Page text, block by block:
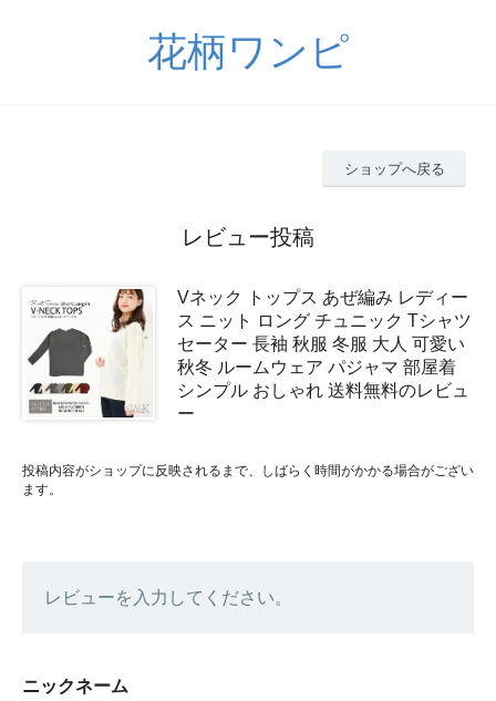
花柄ワンピ
ショップへ戻る
レビュー投稿
Vネック トップス あぜ編み レディー
ス ニット ロング チュニック Tシャツ
セーター 長袖 秋服 冬服 大人 可愛い
秋冬 ルームウェア パジャマ 部屋着
シンプル おしゃれ 送料無料のレビュ
ー
投稿内容がショップに反映されるまで、しばらく時間がかかる場合がござい
ます。
レビューを入力してください。
ニックネーム